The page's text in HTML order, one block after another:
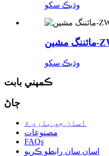
وڌيڪ سکو
وڌيڪ سکو
ڪمپني بابت
ڄاڻ
اسان جي باري ۾
مصنوعات
FAQs
اسان سان رابطو ڪريو